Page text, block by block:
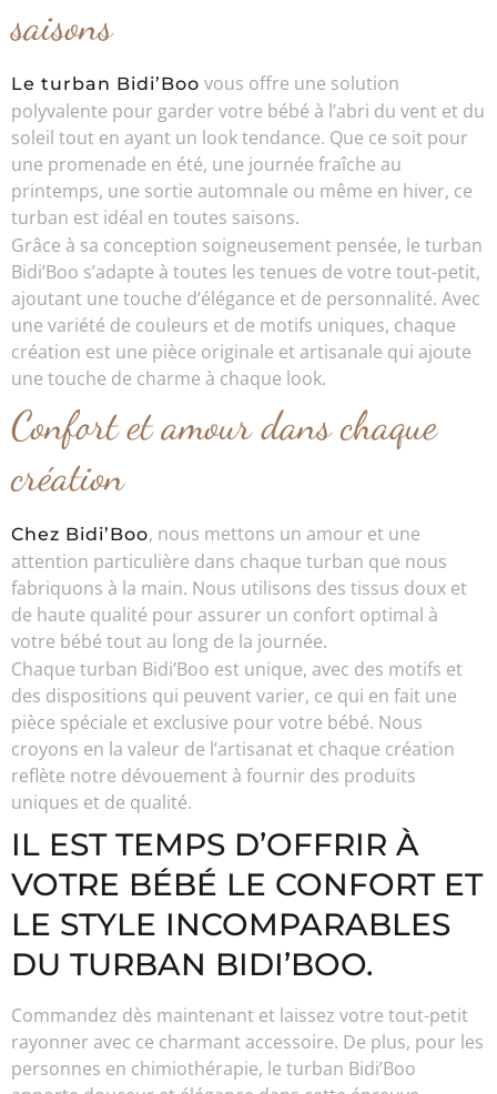
saisons
Le turban Bidi’Boo vous offre une solution
polyvalente pour garder votre bébé à l’abri du vent et du
soleil tout en ayant un look tendance. Que ce soit pour
une promenade en été, une journée fraîche au
printemps, une sortie automnale ou même en hiver, ce
turban est idéal en toutes saisons.
Grâce à sa conception soigneusement pensée, le turban
Bidi’Boo s’adapte à toutes les tenues de votre tout-petit,
ajoutant une touche d’élégance et de personnalité. Avec
une variété de couleurs et de motifs uniques, chaque
création est une pièce originale et artisanale qui ajoute
une touche de charme à chaque look.
Confort et amour dans chaque
création
Chez Bidi’Boo, nous mettons un amour et une
attention particulière dans chaque turban que nous
fabriquons à la main. Nous utilisons des tissus doux et
de haute qualité pour assurer un confort optimal à
votre bébé tout au long de la journée.
Chaque turban Bidi’Boo est unique, avec des motifs et
des dispositions qui peuvent varier, ce qui en fait une
pièce spéciale et exclusive pour votre bébé. Nous
croyons en la valeur de l’artisanat et chaque création
reflète notre dévouement à fournir des produits
uniques et de qualité.
IL EST TEMPS D’OFFRIR À
VOTRE BÉBÉ LE CONFORT ET
LE STYLE INCOMPARABLES
DU TURBAN BIDI’BOO.
Commandez dès maintenant et laissez votre tout-petit
rayonner avec ce charmant accessoire. De plus, pour les
personnes en chimiothérapie, le turban Bidi’Boo